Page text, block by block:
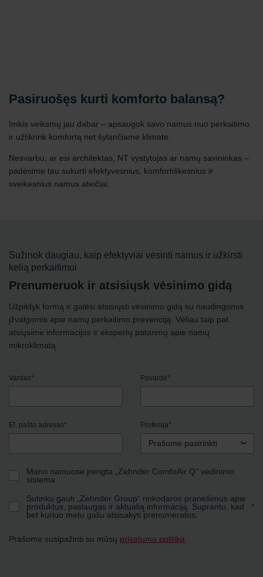
Pasiruošęs kurti komforto balansą?
Imkis veiksmų jau dabar – apsaugok savo namus nuo perkaitimo
ir užtikrink komfortą net šylančiame klimate.
Nesvarbu, ar esi architektas, NT vystytojas ar namų savininkas –
padėsime tau sukurti efektyvesnius, komfortiškesnius ir
sveikesnius namus ateičiai.
Sužinok daugiau, kaip efektyviai vėsinti namus ir užkirsti
kelią perkaitimui
Prenumeruok ir atsisiųsk vėsinimo gidą
Užpildyk formą ir galėsi atsisiųsti vėsinimo gidą su naudingomis
įžvalgomis apie namų perkaitimo prevenciją. Vėliau taip pat
atsiųsime informacijos ir ekspertų patarimų apie namų
mikroklimatą.
Vardas* Pavardė*
El. pašto adresas*
Prašome pasirinkti
Profesija*
Mano namuose įrengta „Zehnder ComfoAir Q“ vėdinimo
sistema.
Sutinku gauti „Zehnder Group“ rinkodaros pranešimus apie
produktus, paslaugas ir aktualią informaciją. Suprantu, kad
bet kuriuo metu galiu atsisakyti prenumeratos.
*
Prašome susipažinti su mūsų privatumo politiką